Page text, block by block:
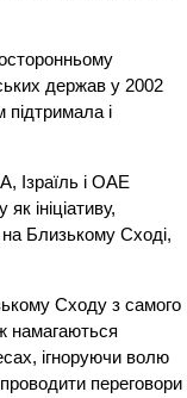
держав у 2002
підтримала і
Ізраїль і ОАЕ
ініціативу,
Близькому Сході,
Сходу з самого
намагаються
ігноруючи волю
переговори